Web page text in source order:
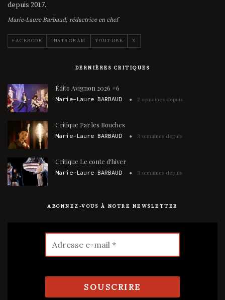
depuis 2017.
Marie-Laure Barbaud, rédactrice en chef
FACEBOOK INSTAGRAM YOUTUBE X
DERNIÈRES CRITIQUES
Édito Avignon 2026 #6
Marie-Laure BARBAUD 2 semaines depuis
Critique Par les Bouches
Marie-Laure BARBAUD 3 semaines depuis
Critique Le conte d'hiver
Marie-Laure BARBAUD 3 semaines depuis
ABONNEZ-VOUS À NOTRE NEWSLETTER